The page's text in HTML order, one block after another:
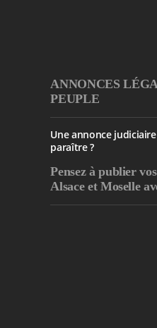
ANNONCES
PEUPLE
Une annonce
paraître ?
Pensez à publier
Alsace et Moselle